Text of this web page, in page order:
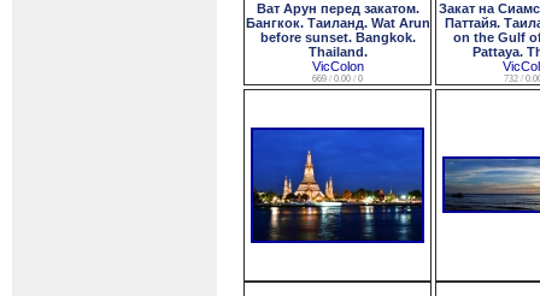
Ват Арун перед закатом.
Бангкок. Таиланд. Wat Arun
before sunset. Bangkok.
Thailand.
VicColon
669 / 0.00 / 0
Закат на
Паттайя.
on the Gulf
Pattaya.
732 /